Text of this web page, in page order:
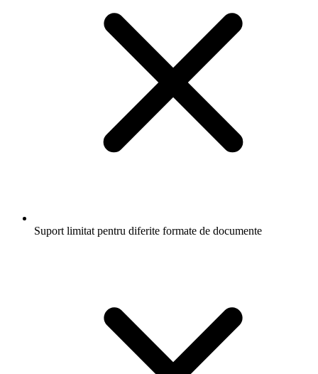
Suport limitat pentru diferite formate de documente